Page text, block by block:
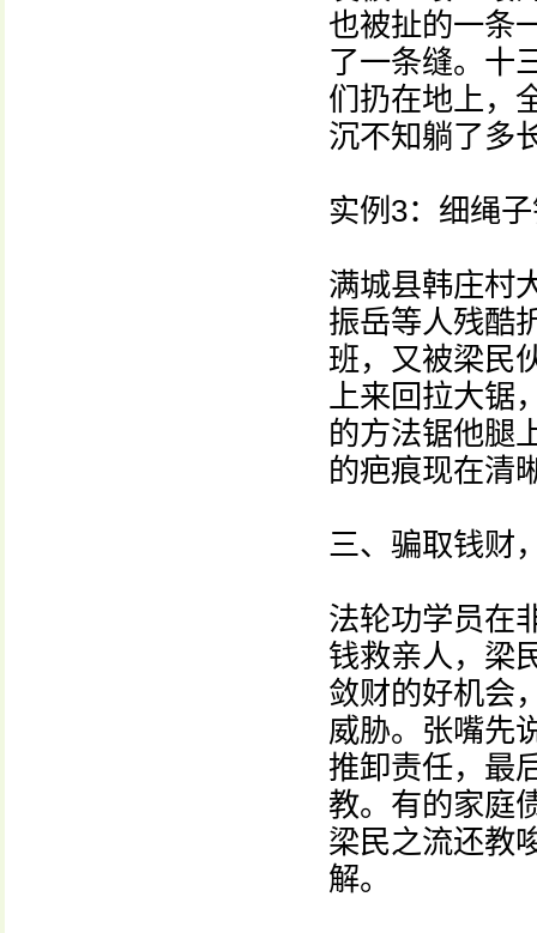
也被扯的一条
了一条缝。十
们扔在地上，
沉不知躺了多
实例3：细绳
满城县韩庄村
振岳等人残酷
班，又被梁民
上来回拉大锯
的方法锯他腿
的疤痕现在清
三、骗取钱财
法轮功学员在
钱救亲人，梁
敛财的好机会
威胁。张嘴先
推卸责任，最
教。有的家庭
梁民之流还教
解。